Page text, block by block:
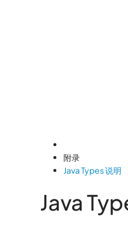
附录
Java Types 说明
Java